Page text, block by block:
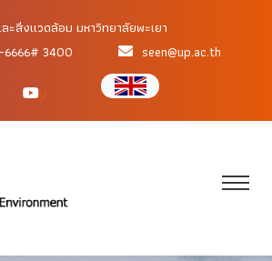
ะสิ่งแวดล้อม มหาวิทยาลัยพะเยา
6666# 3400
seen@up.ac.th
y